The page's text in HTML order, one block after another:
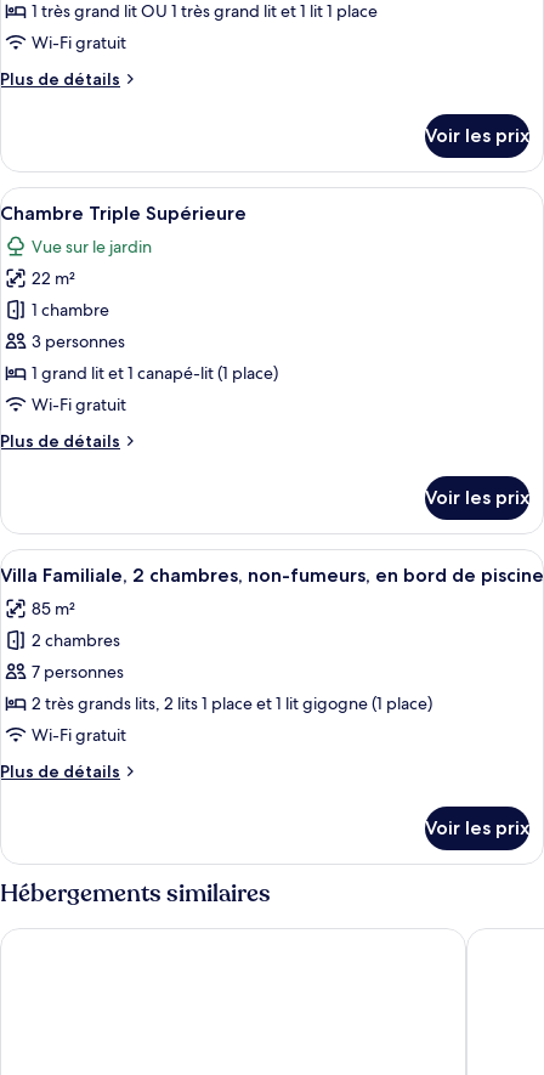
de
chambre :
Chambre
1 très grand lit OU 1 très grand lit et 1 lit 1 place
Wi-Fi gratuit
Plus de détails
Plus
le
type
de
Chambre
Double
Deluxe
Voir les prix
Afficher
toutes
les
photos
pour
ce
type
de
chambre :
Chambre
Une chambre d’hôtel comprenant
4
Chambre Triple Supérieure
Vue sur le jardin
22 m²
1 chambre
3 personnes
1 grand lit et 1 canapé-lit (1 place)
Wi-Fi gratuit
Plus de détails
Plus
le
type
de
Chambre
Triple
Voir les prix
Afficher
toutes
les
photos
pour
ce
type
chambre :
2
chambres,
non-
fumeurs,
Un espace aménagé au bord de la
17
Villa Familiale, 2 chambres, non-fumeurs, en bord de piscine
85 m²
2 chambres
7 personnes
2 très grands lits, 2 lits 1 place et 1 lit gigogne (1 place)
Wi-Fi gratuit
Plus de détails
Plus
le
type
de
Villa
Voir les prix
Hébergements similaires
The Water Suites Irida